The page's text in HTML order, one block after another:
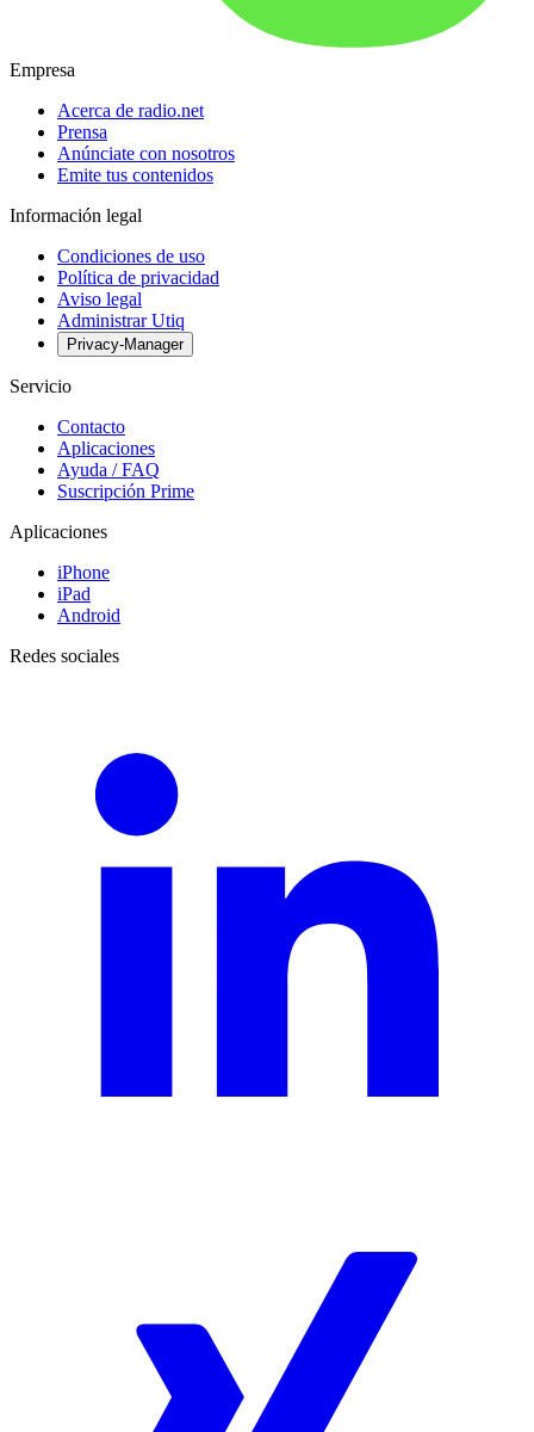
Empresa
Acerca de radio.net
Prensa
Anúnciate con nosotros
Emite tus contenidos
Información legal
Condiciones de uso
Política de privacidad
Aviso legal
Administrar Utiq
Privacy-Manager
Servicio
Contacto
Aplicaciones
Ayuda / FAQ
Suscripción Prime
Aplicaciones
iPhone
iPad
Android
Redes sociales